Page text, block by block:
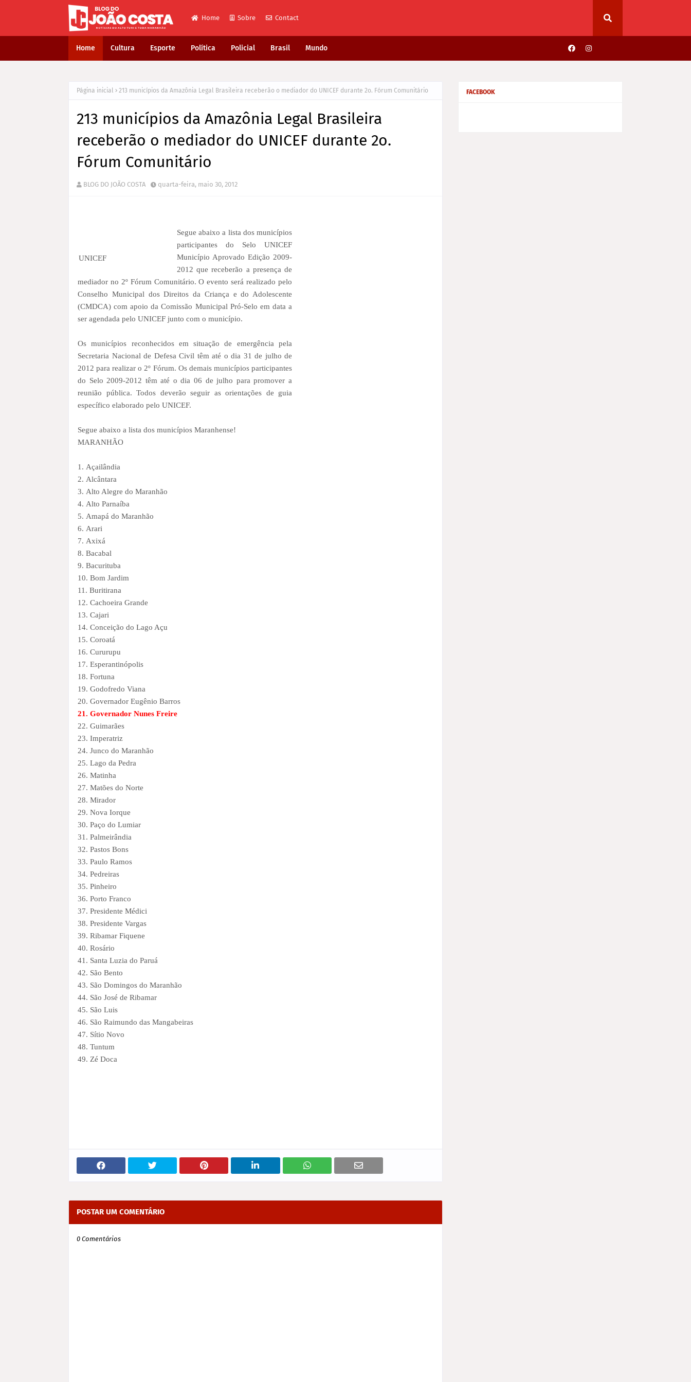
Home Sobre Contact
Home Cultura Esporte Política Policial Brasil Mundo
Página inicial 213 municípios da Amazônia Legal Brasileira receberão o mediador do UNICEF durante 2o. Fórum Comunitário
213 municípios da Amazônia Legal Brasileira
receberão o mediador do UNICEF durante 2o.
Fórum Comunitário
BLOG DO JOÃO COSTA quarta-feira, maio 30, 2012
UNICEF
Segue abaixo a lista dos municípios
participantes do Selo UNICEF
Município Aprovado Edição 2009-
2012 que receberão a presença de
mediador no 2º Fórum Comunitário. O evento será realizado pelo
Conselho Municipal dos Direitos da Criança e do Adolescente
(CMDCA) com apoio da Comissão Municipal Pró-Selo em data a
ser agendada pelo UNICEF junto com o município.
Os municípios reconhecidos em situação de emergência pela
Secretaria Nacional de Defesa Civil têm até o dia 31 de julho de
2012 para realizar o 2º Fórum. Os demais municípios participantes
do Selo 2009-2012 têm até o dia 06 de julho para promover a
reunião pública. Todos deverão seguir as orientações de guia
específico elaborado pelo UNICEF.
Segue abaixo a lista dos municípios Maranhense!
MARANHÃO
1. Açailândia
2. Alcântara
3. Alto Alegre do Maranhão
4. Alto Parnaíba
5. Amapá do Maranhão
6. Arari
7. Axixá
8. Bacabal
9. Bacurituba
10. Bom Jardim
11. Buritirana
12. Cachoeira Grande
13. Cajari
14. Conceição do Lago Açu
15. Coroatá
16. Cururupu
17. Esperantinópolis
18. Fortuna
19. Godofredo Viana
20. Governador Eugênio Barros
21. Governador Nunes Freire
22. Guimarães
23. Imperatriz
24. Junco do Maranhão
25. Lago da Pedra
26. Matinha
27. Matões do Norte
28. Mirador
29. Nova Iorque
30. Paço do Lumiar
31. Palmeirândia
32. Pastos Bons
33. Paulo Ramos
34. Pedreiras
35. Pinheiro
36. Porto Franco
37. Presidente Médici
38. Presidente Vargas
39. Ribamar Fiquene
40. Rosário
41. Santa Luzia do Paruá
42. São Bento
43. São Domingos do Maranhão
44. São José de Ribamar
45. São Luis
46. São Raimundo das Mangabeiras
47. Sítio Novo
48. Tuntum
49. Zé Doca
POSTAR UM COMENTÁRIO
0 Comentários
FACEBOOK